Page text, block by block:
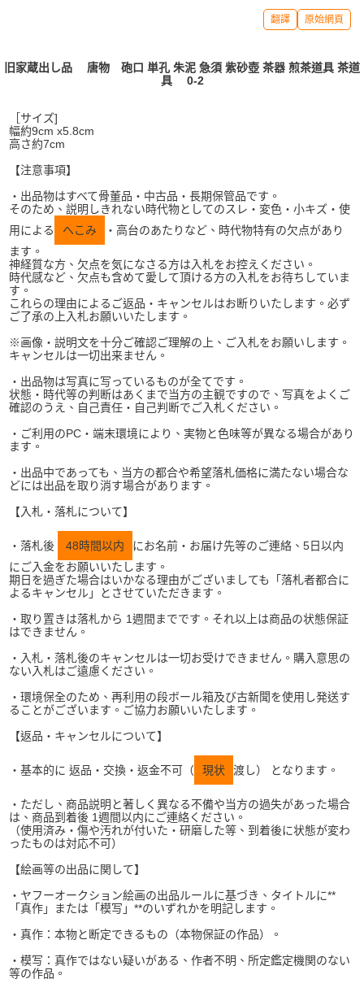
翻譯 原始網頁
旧家蔵出し品 唐物 砲口 単孔 朱泥 急須 紫砂壺 茶器 煎茶道具 茶道
具 0-2
［サイズ]
幅約9cm x5.8cm
高さ約7cm
【注意事項】
・出品物はすべて骨董品・中古品・長期保管品です。
そのため、説明しきれない時代物としてのスレ・変色・小キズ・使
用による
へこみ
・高台のあたりなど、時代物特有の欠点があり
ます。
神経質な方、欠点を気になさる方は入札をお控えください。
時代感など、欠点も含めて愛して頂ける方の入札をお待ちしていま
す。
これらの理由によるご返品・キャンセルはお断りいたします。必ず
ご了承の上入札お願いいたします。
※画像・説明文を十分ご確認ご理解の上、ご入札をお願いします。
キャンセルは一切出来ません。
・出品物は写真に写っているものが全てです。
状態・時代等の判断はあくまで当方の主観ですので、写真をよくご
確認のうえ、自己責任・自己判断でご入札ください。
・ご利用のPC・端末環境により、実物と色味等が異なる場合があり
ます。
・出品中であっても、当方の都合や希望落札価格に満たない場合な
どには出品を取り消す場合があります。
【入札・落札について】
・落札後 48時間以内
にお名前・お届け先等のご連絡、5日以内
にご入金をお願いいたします。
期日を過ぎた場合はいかなる理由がございましても「落札者都合に
よるキャンセル」とさせていただきます。
・取り置きは落札から 1週間までです。それ以上は商品の状態保証
はできません。
・入札・落札後のキャンセルは一切お受けできません。購入意思の
ない入札はご遠慮ください。
・環境保全のため、再利用の段ボール箱及び古新聞を使用し発送す
ることがございます。ご協力お願いいたします。
【返品・キャンセルについて】
・基本的に 返品・交換・返金不可（ 現状 渡し） となります。
・ただし、商品説明と著しく異なる不備や当方の過失があった場合
は、商品到着後 1週間以内にご連絡ください。
（使用済み・傷や汚れが付いた・研磨した等、到着後に状態が変わ
ったものは対応不可）
【絵画等の出品に関して】
・ヤフーオークション絵画の出品ルールに基づき、タイトルに**
「真作」または「模写」**のいずれかを明記します。
・真作：本物と断定できるもの（本物保証の作品）。
・模写：真作ではない疑いがある、作者不明、所定鑑定機関のない
等の作品。